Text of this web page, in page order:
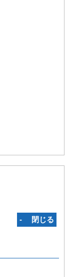
‐ 閉じる